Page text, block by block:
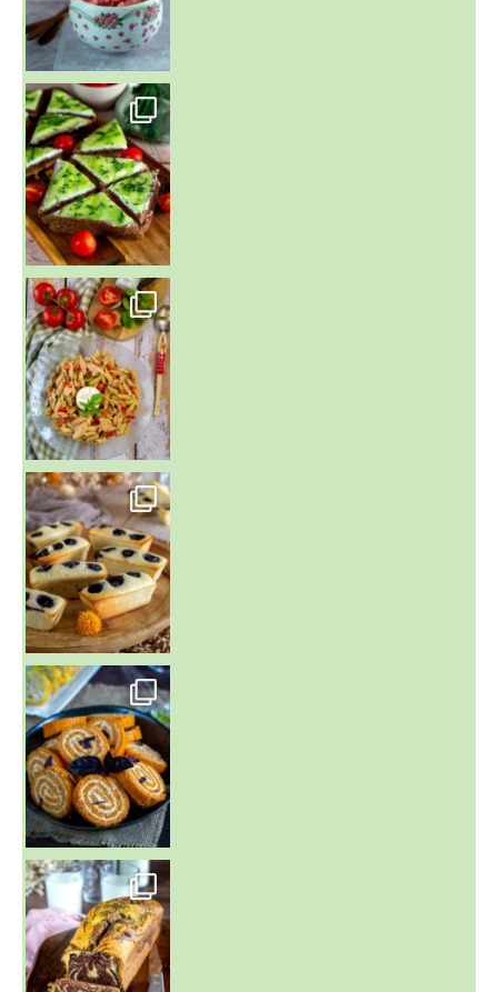
~ SALADE DE PÂTES AUX DEUX TOMATES THON ET BURRA
~ FINANCIERS MYRTILLES ET CITRON ~
Aujourd'hu